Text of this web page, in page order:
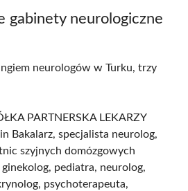
gabinety neurologiczne
neurologów w Turku, trzy
PARTNERSKA LEKARZY
Bakalarz, specjalista neurolog,
szyjnych domózgowych
pediatra, neurolog,
psychoterapeuta,